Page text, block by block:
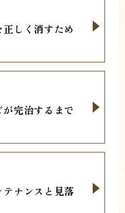
しく消すため
完治するまで
ナンスと見落